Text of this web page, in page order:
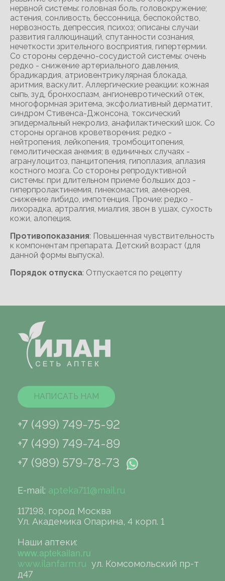
нервной системы: головная боль, головокружение;
астения, сонливость, бессонница, беспокойство,
нервозность, депрессия, психоз; описаны случаи
развития галлюцинаций, спутанности сознания,
нечеткости зрительного восприятия, гипертермии.
Со стороны сердечно-сосудистой системы: очень
редко - снижение артериального давления,
брадикардия, атриовентрикулярная блокада,
аритмия, васкулит. Аллергические реакции: кожная
сыпь, зуд, бронхоспазм, ангионевротический отек,
многоформная эритема, эксфолиативный дерматит,
синдром Стивенса-Джонсона, токсический
эпидермальный некролиз, анафилактический шок. Со
стороны органов кроветворения: редко -
нейтропения, лейкопения, тромбоцитопения,
гемолитическая анемия; в единичных случаях -
агранулоцитоз, панцитопения, гипоплазия, аплазия
костного мозга. Со стороны репродуктивной
системы: при длительном приеме больших доз -
гиперпролактинемия, гинекомастия, аменорея,
снижение либидо, импотенция. Прочие: редко -
лихорадка, артралгия, миалгия, звон в ушах, сухость
кожи, алопеция.
Противопоказания: Повышенная чувствительность
к компонентам препарата. Детский возраст (для
данной формы выпуска).
Порядок отпуска: Отпускается по рецепту
НАПИСАТЬ НАМ
+7 (499) 749-75-92
+7 (499) 749-74-89
+7 (989) 579-78-73
E-mail: apteka711@mail.ru
117198, город Москва
Ул. Академика Опарина, 4 корп. 1
Наши аптеки:
www.aptekailan.ru
www.ilanfarm.ru ул. Комсомольский пр-т
д47